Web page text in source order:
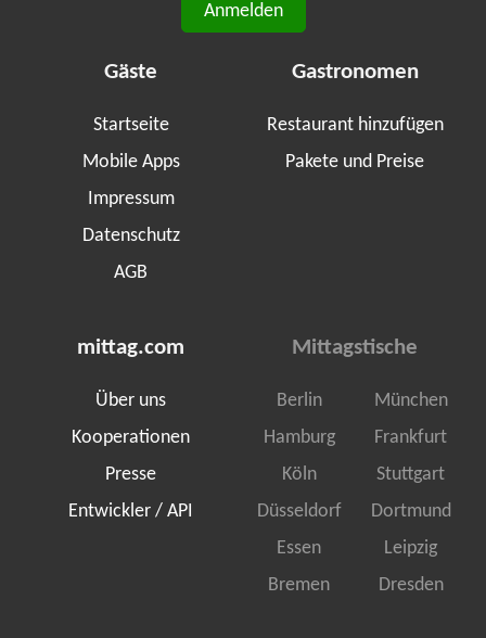
Anmelden
Gäste
Startseite
Mobile Apps
Impressum
Datenschutz
AGB
Gastronomen
Restaurant hinzufügen
Pakete und Preise
mittag.com
Über uns
Kooperationen
Presse
Entwickler / API
Mittagstische
Berlin
München
Hamburg
Frankfurt
Köln
Stuttgart
Düsseldorf
Dortmund
Essen
Leipzig
Bremen
Dresden